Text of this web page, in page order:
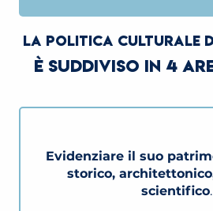
LA POLITICA CULTURALE
È SUDDIVISO IN 4
Evidenziare il suo
storico,
scientifico.